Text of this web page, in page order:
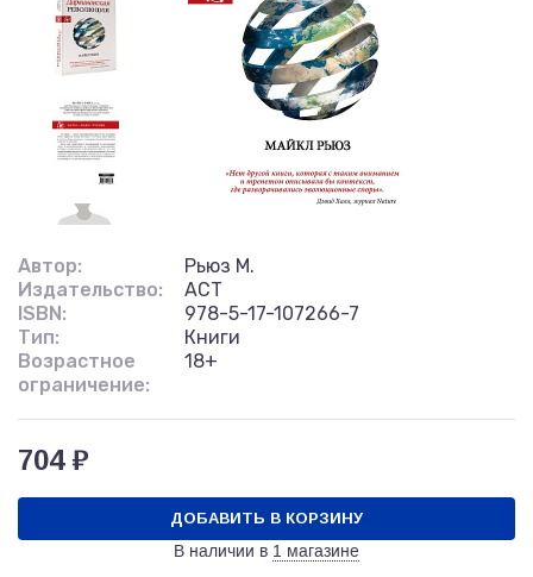
Автор:
Рьюз М.
Издательство:
АСТ
ISBN:
978-5-17-107266-7
Тип:
Книги
Возрастное
ограничение:
18+
704 ₽
ДОБАВИТЬ В КОРЗИНУ
В наличии в 1 магазине